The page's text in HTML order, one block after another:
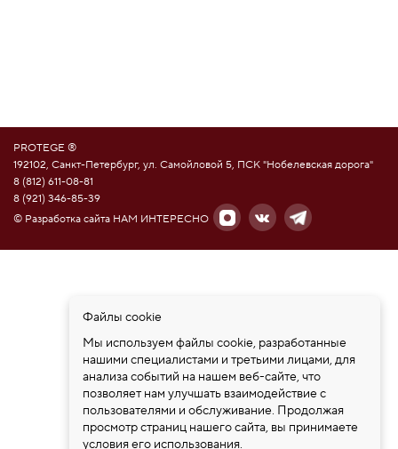
PROTEGE ®
192102, Санкт-Петербург, ул. Самойловой 5, ПСК "Нобелевская дорога"
8 (812) 611-08-81
8 (921) 346-85-39
© Разработка сайта НАМ ИНТЕРЕСНО
Файлы cookie
Мы используем файлы cookie, разработанные
нашими специалистами и третьими лицами, для
анализа событий на нашем веб-сайте, что
позволяет нам улучшать взаимодействие с
пользователями и обслуживание. Продолжая
просмотр страниц нашего сайта, вы принимаете
условия его использования.